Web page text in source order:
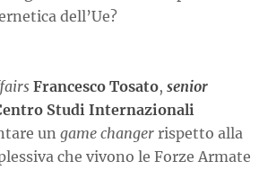
dell’Ue?
Francesco Tosato, senior
Studi Internazionali
ungame changer rispetto alla
che vivono le Forze Armate